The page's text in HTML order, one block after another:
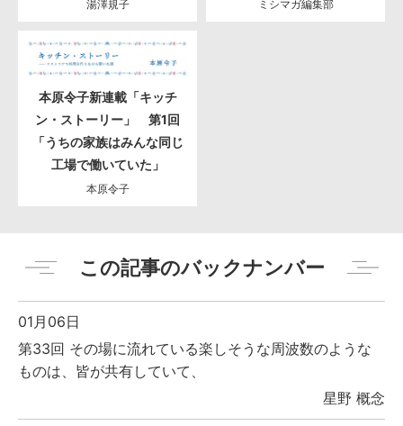
湯澤規子 ミシマガ編集部
本原令子新連載「キッチ
ン・ストーリー」 第1回
「うちの家族はみんな同じ
工場で働いていた」
本原令子
この記事のバックナンバー
01月06日
第33回 その場に流れている楽しそうな周波数のような
ものは、皆が共有していて、
星野 概念